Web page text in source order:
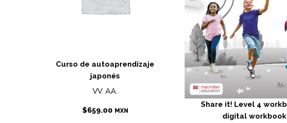
Curso de autoaprendizaje
japonés
VV. AA.
$659.00 MXN
Share it! Level 4
digital workbook